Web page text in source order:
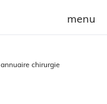
annuaire chirurgie